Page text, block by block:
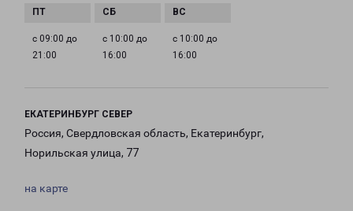
с 09:00 до
21:00
с 10:00 до
16:00
с 10:00 до
16:00
ЕКАТЕРИНБУРГ СЕВЕР
Россия, Свердловская область, Екатеринбург,
Норильская улица, 77
на карте